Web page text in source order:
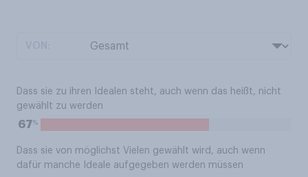
Dass sie zu ihren Idealen steht, auch wenn das heißt, nicht
gewählt zu werden
67%
Dass sie von möglichst Vielen gewählt wird, auch wenn
dafür manche Ideale aufgegeben werden müssen